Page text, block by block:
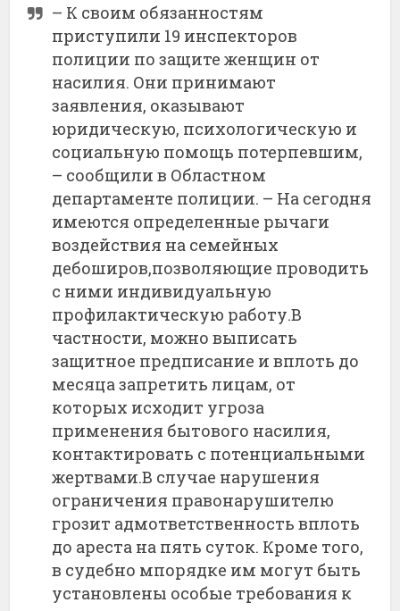
– К своим обязанностям
приступили 19 инспекторов
полиции по защите женщин от
насилия. Они принимают
заявления, оказывают
юридическую, психологическую и
социальную помощь потерпевшим,
– сообщили в Областном
департаменте полиции. – На сегодня
имеются определенные рычаги
воздействия на семейных
дебоширов,позволяющие проводить
с ними индивидуальную
профилактическую работу.В
частности, можно выписать
защитное предписание и вплоть до
месяца запретить лицам, от
которых исходит угроза
применения бытового насилия,
контактировать с потенциальными
жертвами.В случае нарушения
ограничения правонарушителю
грозит адмответственность вплоть
до ареста на пять суток. Кроме того,
в судебно мпорядке им могут быть
установлены особые требования к